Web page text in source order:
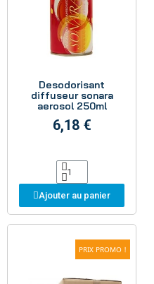
Desodorisant
diffuseur sonara
aerosol 250ml
6,18 €
Ajouter au panier
PRIX PROMO !